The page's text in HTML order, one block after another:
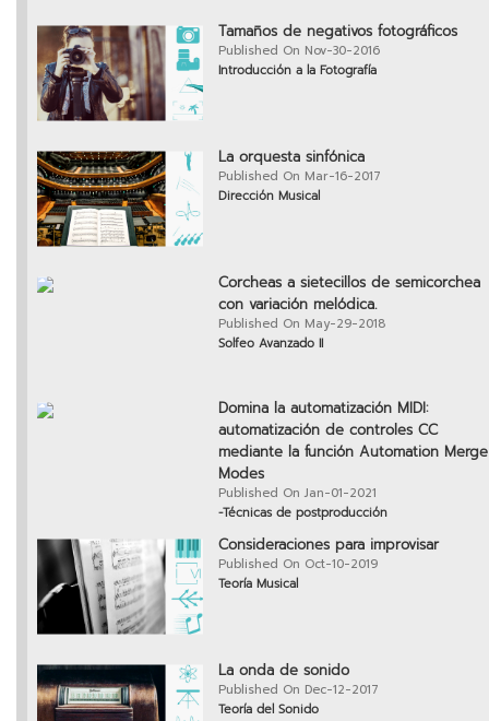
Tamaños de negativos fotográficos
Published On Nov-30-2016
Introducción a la Fotografía
La orquesta sinfónica
Published On Mar-16-2017
Dirección Musical
Corcheas a sietecillos de semicorchea
con variación melódica.
Published On May-29-2018
Solfeo Avanzado II
Domina la automatización MIDI:
automatización de controles CC
mediante la función Automation Merge
Modes
Published On Jan-01-2021
-Técnicas de postproducción
Consideraciones para improvisar
Published On Oct-10-2019
Teoría Musical
La onda de sonido
Published On Dec-12-2017
Teoría del Sonido